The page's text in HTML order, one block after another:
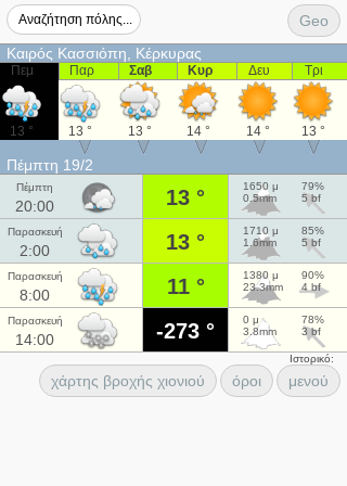
Geo
Καιρός Κασσιόπη, Κέρκυρας
Πεμ
13 °
Παρ
13 °
Σαβ
13 °
Κυρ
14 °
Δευ
14 °
Τρι
13 °
Πέμπτη 19/2
Πέμπτη
20:00 13 °
1650 μ
0.5mm
79%
5 bf
Παρασκευή
2:00 13 °
1710 μ
1.6mm
85%
5 bf
Παρασκευή
8:00 11 °
1380 μ
23.3mm
90%
4 bf
Παρασκευή
14:00 -273 °
0 μ
3.8mm
78%
3 bf
Ιστορικό:
χάρτης βροχής χιονιού όροι μενού